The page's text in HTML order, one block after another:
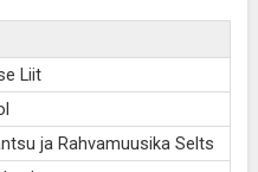
Liit
ja Rahvamuusika Selts